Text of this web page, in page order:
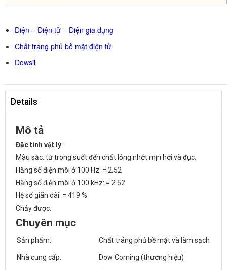
Điện – Điện tử – Điện gia dụng
Chất tráng phủ bề mặt điện tử
Dowsil
Details
Mô tả
Đặc tính vật lý
Màu sắc: từ trong suốt đến chất lỏng nhớt mịn hơi và đục.
Hằng số điện môi ở 100 Hz: = 2.52
Hằng số điện môi ở 100 kHz: = 2.52
Hệ số giãn dài: = 419 %
Chảy được.
Chuyên mục
Sản phẩm: Chất tráng phủ bề mặt và làm sạch
Nhà cung cấp: Dow Corning (thương hiệu)